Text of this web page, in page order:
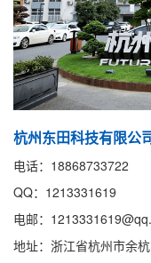
杭州东田科技有限公
电话：18868733722
QQ：1213331619
电邮：
地址：浙江省杭州市余